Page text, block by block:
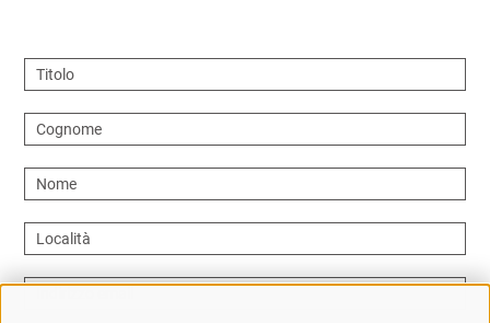
Titolo
Cognome
Nome
Località